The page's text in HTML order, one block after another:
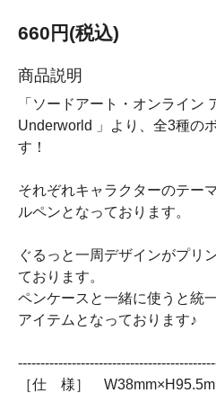
660円(税込)
商品説明
「ソードアート・オンライン
Underworld 」より、全3種の
す！
それぞれキャラクターのテー
ルペンとなっております。
ぐるっと一周デザインがプリ
ております。
ペンケースと一緒に使うと統
アイテムとなっております♪
［仕 様］